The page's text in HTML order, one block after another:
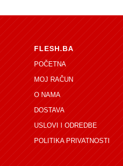
FLESH.BA
POČETNA
MOJ RAČUN
O NAMA
DOSTAVA
USLOVI I ODREDBE
POLITIKA PRIVATNOSTI